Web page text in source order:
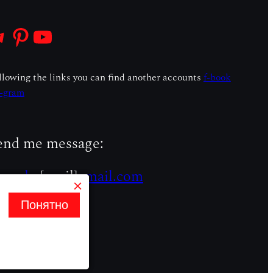
Pinterest @СонмРазума
the links you can find another accountsf-book
me message:
[snail]gmail.com
Понятно
Понятно